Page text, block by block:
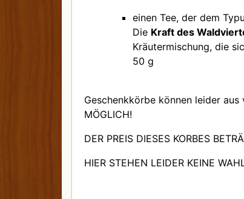
einen Tee, der dem
Die Kraft des
Kräutermischung, die
50 g
Geschenkkörbe können leider
MÖGLICH!
DER PREIS DIESES KORBES
HIER STEHEN LEIDER KEINE